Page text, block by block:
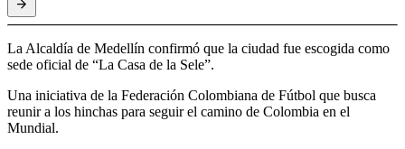
La Alcaldía de Medellín confirmó que la ciudad fue escogida como
sede oficial de “La Casa de la Sele”.
Una iniciativa de la Federación Colombiana de Fútbol que busca
reunir a los hinchas para seguir el camino de Colombia en el
Mundial.